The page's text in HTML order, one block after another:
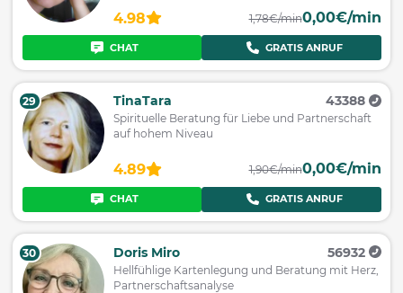
4.98 1,78€/min0,00€/min
CHAT GRATIS ANRUF
29 TinaTara 43388
Spirituelle Beratung für Liebe und Partnerschaft
auf hohem Niveau
4.89 1,90€/min0,00€/min
CHAT GRATIS ANRUF
30 Doris Miro 56932
Hellfühlige Kartenlegung und Beratung mit Herz,
Partnerschaftsanalyse